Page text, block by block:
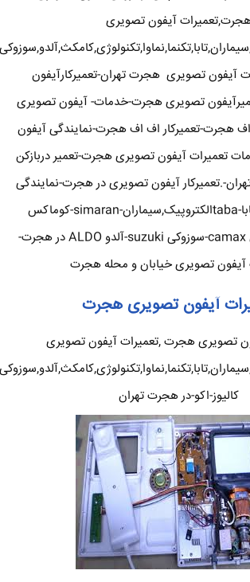
آیفون تصویری
آیفون تصویری هجرت تهران-تعمیرکارآیفون
تصویری هجرت-خدمات- آیفون تصویری
هجرت-تعمیرکار اف اف هجرت-نمایندگی آیفون
تعمیرات آیفون تصویری هجرت-تعمیر دربازکن
.تعمیرکار آیفون تصویری در هجرت-نمایندگی
آیفون تصویری تابا-tabaالکتروپیک,سیماران-simaran-کوماکس
commax-کامکس camax-سوزوکی suzuki-آلدو ALDO در هجرت-
آیفون تصویری خیابان و محله هجرت
آیفون تصویری هجرت
تصویری هجرت ,تعمیرات آیفون تصویری
کالیوز-اکو-در هجرت تهران